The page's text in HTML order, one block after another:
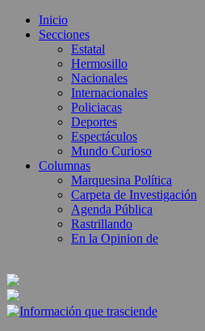
Inicio
Secciones
Estatal
Hermosillo
Nacionales
Internacionales
Policiacas
Deportes
Espectáculos
Mundo Curioso
Columnas
Marquesina Política
Carpeta de Investigación
Agenda Pública
Rastrillando
En la Opinion de